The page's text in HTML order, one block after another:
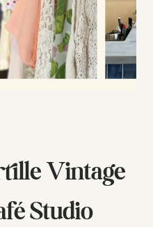
Vintage
Studio